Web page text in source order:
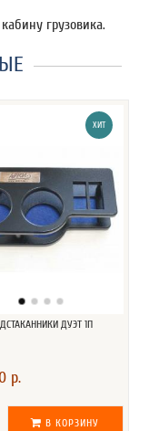
грузовика.
ХИТ
ДУЭТ 1П
р.
В КОРЗИНУ